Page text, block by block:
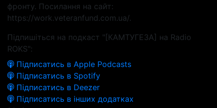
фронту. Посилання на сайт:
https://work.veteranfund.com.ua/.
Підпишіться на подкаст "[КАМТУГЕЗА] на Radio
ROKS":
Підписатись в Apple Podcasts
Підписатись в Spotify
Підписатись в Deezer
Підписатись в інших додатках